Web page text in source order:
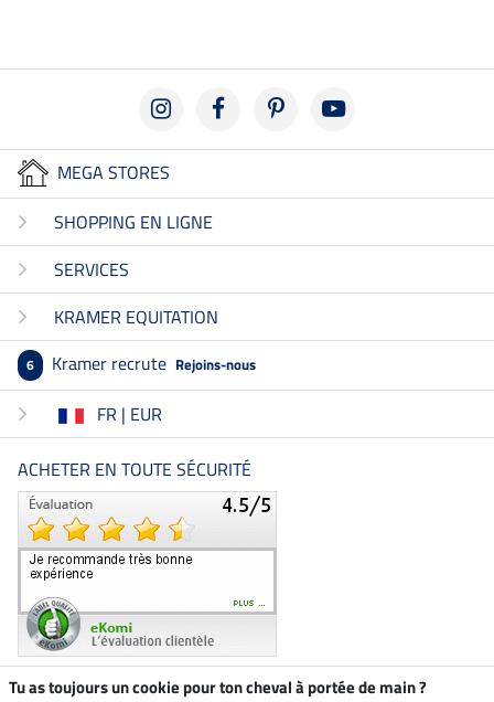
MEGA STORES
SHOPPING EN LIGNE
SERVICES
KRAMER EQUITATION
6 Kramer recrute Rejoins-nous
FR | EUR
ACHETER EN TOUTE SÉCURITÉ
Tu as toujours un cookie pour ton cheval à portée de main ?